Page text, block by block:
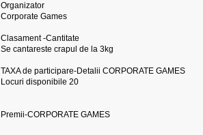
Organizator
Corporate Games
Clasament -Cantitate
Se cantareste crapul de la 3kg
TAXA de participare-Detalii CORPORATE GAMES
Locuri disponibile 20
Premii-CORPORATE GAMES